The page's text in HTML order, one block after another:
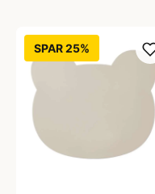
SPAR 25%